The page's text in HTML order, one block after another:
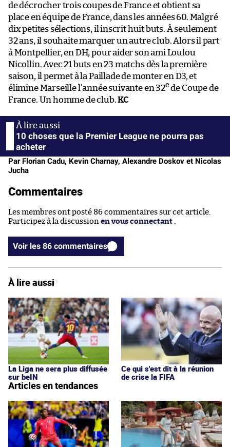
de décrocher trois coupes de France et obtient sa
place en équipe de France, dans les années 60. Malgré
dix petites sélections, il inscrit huit buts. À seulement
32 ans, il souhaite marquer un autre club. Alors il part
à Montpellier, en DH, pour aider son ami Loulou
Nicollin. Avec 21 buts en 23 matchs dès la première
saison, il permet à la Paillade de monter en D3, et
élimine Marseille l’année suivante en 32e de Coupe de
France. Un homme de club.KC
10 choses que la Premier League ne pourra pas
acheter
Par Florian Cadu, Kevin Charnay, Alexandre Doskov et Nicolas
Jucha
Commentaires
Les membres ont posté 86 commentaires sur cet article.
Participez à la discussion en vous connectant
Voir les 86 commentaires
À lire aussi
La Liga ne sera plus diffusée
sur beIN
Ce qui s'est dit à la réunion
de crise la FIFA
Articles en tendances